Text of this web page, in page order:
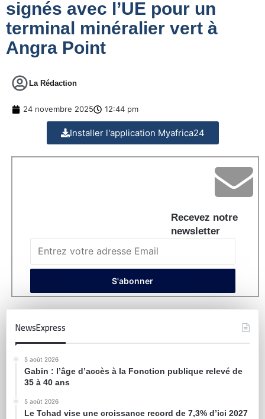
signés avec l’UE pour un
terminal minéralier vert à
Angra Point
La Rédaction
24 novembre 2025 12:44 pm
Installer l'application Myafrica24
Recevez notre
newsletter
NewsExpress
5 août 2026
Gabin : l’âge d’accès à la Fonction publique relevé de
35 à 40 ans
5 août 2026
Le Tchad vise une croissance record de 7,3% d’ici 2027